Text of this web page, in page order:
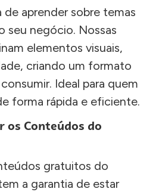
de aprender sobre temas
seu negócio. Nossas
elementos visuais,
criando um formato
Ideal para quem
forma rápida e eficiente.
os Conteúdos do
gratuitos do
a garantia de estar